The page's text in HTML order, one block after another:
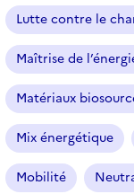
f
i
l
t
r
e
s
é
l
Lutte contre le
Maîtrise de
Matériaux
Mix énergétique
Mobilité